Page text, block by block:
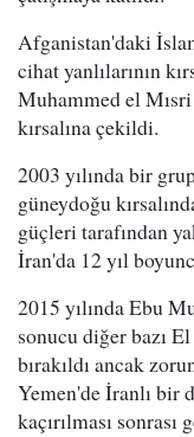
Afganistan'daki
cihat yanlılarının
Muhammed el
kırsalına çekildi.
2003 yılında bir
güneydoğu
güçleri tarafından
İran'da 12 yıl
2015 yılında Ebu
sonucu diğer bazı
bırakıldı ancak
Yemen'de İranlı bir
kaçırılması